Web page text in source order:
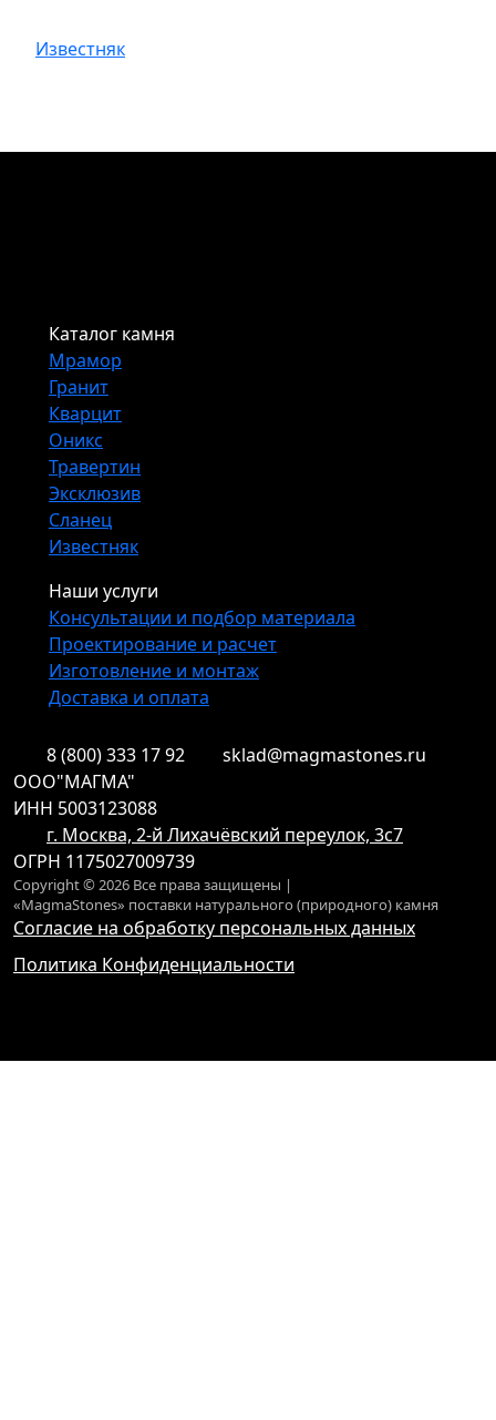
Известняк
Каталог камня
Мрамор
Гранит
Кварцит
Оникс
Травертин
Эксклюзив
Сланец
Известняк
Наши услуги
Консультации и подбор материала
Проектирование и расчет
Изготовление и монтаж
Доставка и оплата
8 (800) 333 17 92
sklad@magmastones.ru
ООО"МАГМА"
ИНН 5003123088
г. Москва, 2-й Лихачёвский переулок, 3с7
ОГРН 1175027009739
Copyright © 2026 Все права защищены |
«MagmaStones» поставки натурального (природного) камня
Согласие на обработку персональных данных
Политика Конфиденциальности